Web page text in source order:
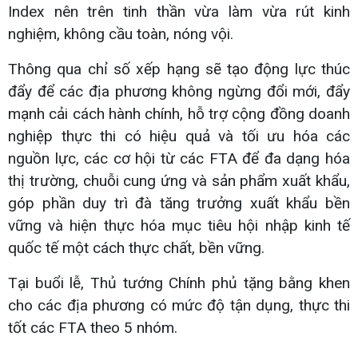
Index nên trên tinh thần vừa làm vừa rút kinh
nghiệm, không cầu toàn, nóng vội.
Thông qua chỉ số xếp hạng sẽ tạo động lực thúc
đẩy để các địa phương không ngừng đổi mới, đẩy
mạnh cải cách hành chính, hỗ trợ cộng đồng doanh
nghiệp thực thi có hiệu quả và tối ưu hóa các
nguồn lực, các cơ hội từ các FTA để đa dạng hóa
thị trường, chuỗi cung ứng và sản phẩm xuất khẩu,
góp phần duy trì đà tăng trưởng xuất khẩu bền
vững và hiện thực hóa mục tiêu hội nhập kinh tế
quốc tế một cách thực chất, bền vững.
Tại buổi lễ, Thủ tướng Chính phủ tặng bằng khen
cho các địa phương có mức độ tận dụng, thực thi
tốt các FTA theo 5 nhóm.